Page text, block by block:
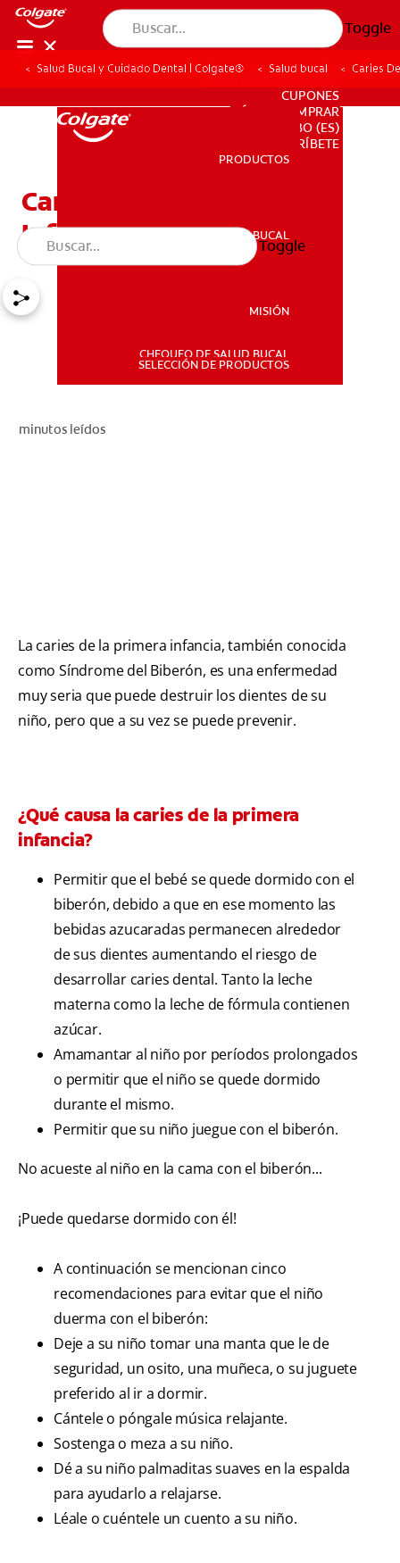
Toggle
PRODUCTOS
SALUD BUCAL
BO (ES)
SUSCRÍBETE
PARA PROFESIONALES
CUPONES
DÓNDE COMPRAR
BO (ES)
SUSCRÍBETE
PRODUCTOS
SALUD BUCAL
MISIÓN
CHEQUEO DE SALUD BUCAL
SELECCIÓN DE PRODUCTOS
Toggle
Salud Bucal y Cuidado Dental | Colgate® Salud bucal Caries
Caries De La Primera
Infancia
minutos leídos
La caries de la primera infancia, también conocida
como Síndrome del Biberón, es una enfermedad
muy seria que puede destruir los dientes de su
niño, pero que a su vez se puede prevenir.
¿Qué causa la caries de la primera
infancia?
Permitir que el bebé se quede dormido con el
biberón, debido a que en ese momento las
bebidas azucaradas permanecen alrededor
de sus dientes aumentando el riesgo de
desarrollar caries dental. Tanto la leche
materna como la leche de fórmula contienen
azúcar.
Amamantar al niño por períodos prolongados
o permitir que el niño se quede dormido
durante el mismo.
Permitir que su niño juegue con el biberón.
No acueste al niño en la cama con el biberón...
¡Puede quedarse dormido con él!
A continuación se mencionan cinco
recomendaciones para evitar que el niño
duerma con el biberón:
Deje a su niño tomar una manta que le de
seguridad, un osito, una muñeca, o su juguete
preferido al ir a dormir.
Cántele o póngale música relajante.
Sostenga o meza a su niño.
Dé a su niño palmaditas suaves en la espalda
para ayudarlo a relajarse.
Léale o cuéntele un cuento a su niño.